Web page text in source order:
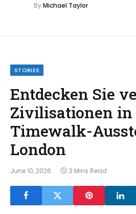
ByMichael Taylor
STORIES
Entdecken Sie
Zivilisationen in
Timewalk-
London
June 10, 2026 3 Mins Read